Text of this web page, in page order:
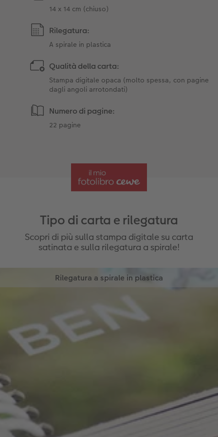
14 x 14 cm (chiuso)
Rilegatura:
A spirale in plastica
Qualità della carta:
Stampa digitale opaca (molto spessa, con pagine
dagli angoli arrotondati)
Numero di pagine:
22 pagine
Tipo di carta e rilegatura
Scopri di più sulla stampa digitale su carta
satinata e sulla rilegatura a spirale!